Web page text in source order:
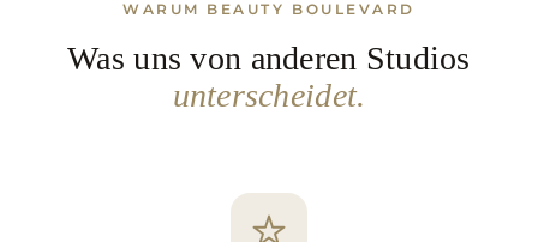
WARUM BEAUTY BOULEVARD
Was uns von anderen Studios
unterscheidet.